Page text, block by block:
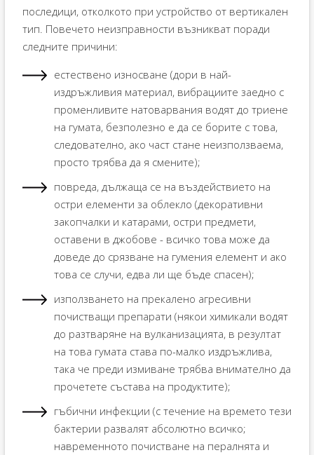
последици, отколкото при устройство от вертикален
тип. Повечето неизправности възникват поради
следните причини:
естествено износване (дори в най-
издръжливия материал, вибрациите заедно с
променливите натоварвания водят до триене
на гумата, безполезно е да се борите с това,
следователно, ако част стане неизползваема,
просто трябва да я смените);
повреда, дължаща се на въздействието на
остри елементи за облекло (декоративни
закопчалки и катарами, остри предмети,
оставени в джобове - всичко това може да
доведе до срязване на гумения елемент и ако
това се случи, едва ли ще бъде спасен);
използването на прекалено агресивни
почистващи препарати (някои химикали водят
до разтваряне на вулканизацията, в резултат
на това гумата става по-малко издръжлива,
така че преди измиване трябва внимателно да
прочетете състава на продуктите);
гъбични инфекции (с течение на времето тези
бактерии развалят абсолютно всичко;
навременното почистване на пералнята и